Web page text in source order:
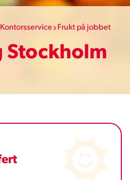
Kontorsservice Frukt på jobbet
Stockholm